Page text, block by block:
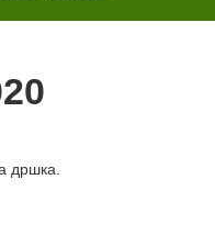
дршка.